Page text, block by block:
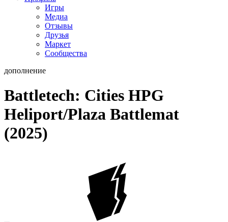
Игры
Медиа
Отзывы
Друзья
Маркет
Сообщества
дополнение
Battletech: Cities HPG
Heliport/Plaza Battlemat
(2025)